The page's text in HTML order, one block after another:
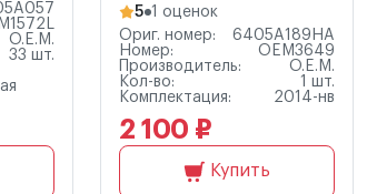
O.E.M.
33 шт.
5 1 оценок
Ориг. номер:
6405A189HA
Номер:
OEM3649
Производитель:
O.E.M.
Кол-во:
1 шт.
Комплектация:
2014-нв
2 100 ₽
Купить